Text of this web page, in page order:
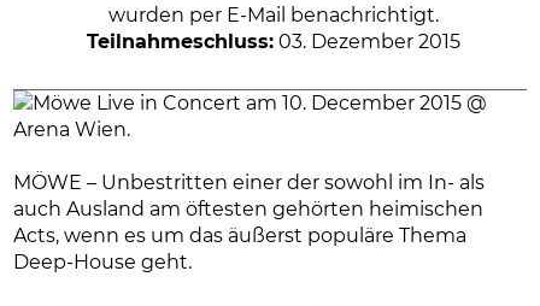
wurden per E-Mail benachrichtigt.
Teilnahmeschluss:03. Dezember 2015
MÖWE – Unbestritten einer der sowohl im In- als
auch Ausland am öftesten gehörten heimischen
Acts, wenn es um das äußerst populäre Thema
Deep-House geht.